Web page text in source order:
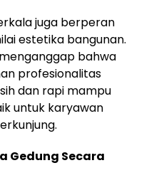
juga berperan
estetika bangunan.
bahwa
profesionalitas
dan rapi mampu
untuk karyawan
Gedung Secara